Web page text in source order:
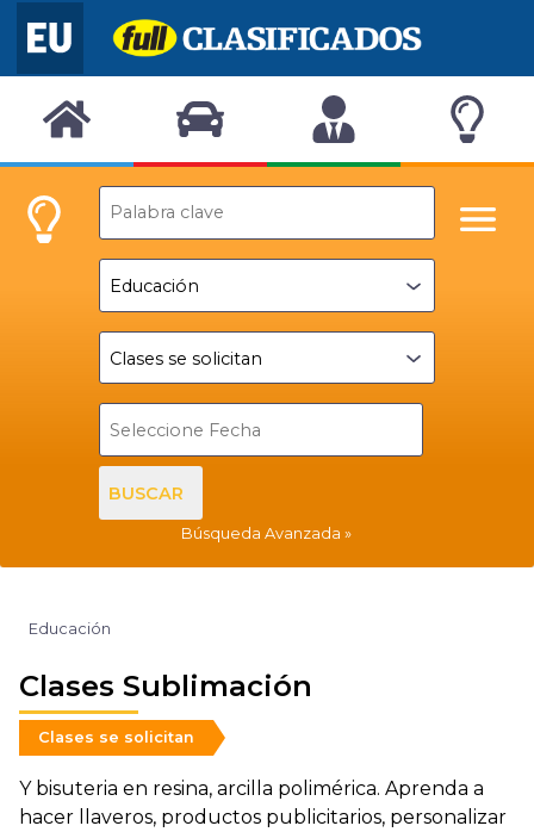
BUSCAR
Búsqueda Avanzada
Educación
Clases Sublimación
Clases se solicitan
Y bisuteria en resina, arcilla polimérica. Aprenda a
hacer llaveros, productos publicitarios, personalizar